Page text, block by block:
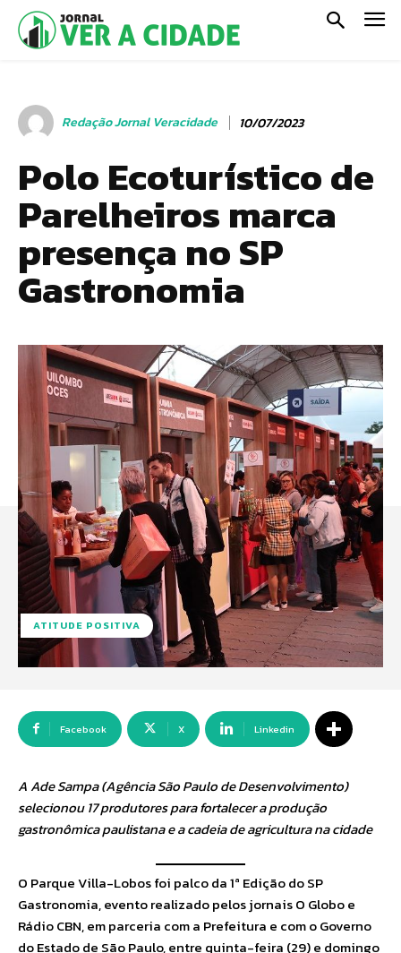
Redação Jornal Veracidade 10/07/2023
Polo Ecoturístico de
Parelheiros marca
presença no SP
Gastronomia
ATITUDE POSITIVA
Facebook X Linkedin
A Ade Sampa (Agência São Paulo de Desenvolvimento)
selecionou 17 produtores para fortalecer a produção
gastronômica paulistana e a cadeia de agricultura na cidade
O Parque Villa-Lobos foi palco da 1ª Edição do SP
Gastronomia, evento realizado pelos jornais O Globo e
Rádio CBN, em parceria com a Prefeitura e com o Governo
do Estado de São Paulo, entre quinta-feira (29) e domingo